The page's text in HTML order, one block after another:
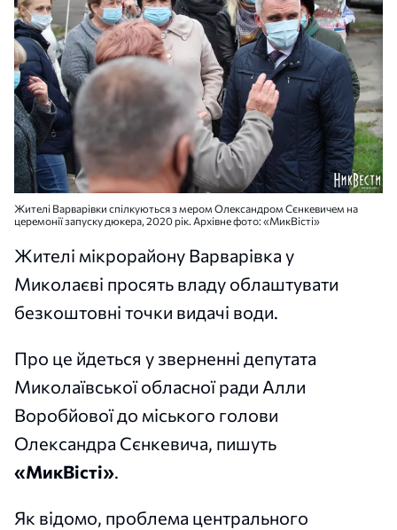
Жителі Варварівки спілкуються з мером Олександром Сєнкевичем на
церемонії запуску дюкера, 2020 рік. Архівне фото: «МикВісті»
Жителі мікрорайону Варварівка у
Миколаєві просять владу облаштувати
безкоштовні точки видачі води.
Про це йдеться у зверненні депутата
Миколаївської обласної ради Алли
Воробйової до міського голови
Олександра Сєнкевича, пишуть
«МикВісті».
Як відомо, проблема центрального